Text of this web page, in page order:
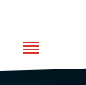
springen